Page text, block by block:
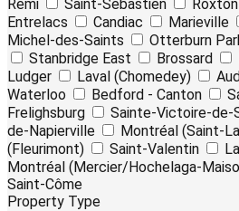
Rémi
Saint-Sébastien
Entrelacs
Candiac Marieville
Michel-des-Saints
Otterburn
Stanbridge East
Brossard
Ludger
Laval (Chomedey)
Waterloo
Bedford - Canton
Frelighsburg
Sainte-Victoire-de-
de-Napierville
Montréal (Saint-
(Fleurimont)
Saint-Valentin
Montréal (Mercier/Hochelaga-
Saint-Côme
Property Type